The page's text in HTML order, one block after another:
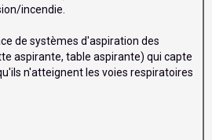
incendie.
de systèmes d'aspiration des
aspirante, table aspirante) qui capte
n'atteignent les voies respiratoires